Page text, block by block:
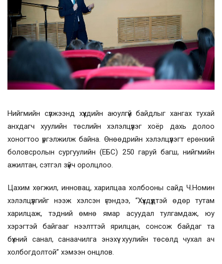
Нийгмийн сүлжээнд хүүхдийн аюулгүй байдлыг хангах тухай
анхдагч хуулийн төслийн хэлэлцүүлэг хоёр дахь долоо
хоногтоо үргэлжилж байна. Өнөөдрийн хэлэлцүүлэгт ерөнхий
боловсролын сургуулийн (ЕБС) 250 гаруй багш, нийгмийн
ажилтан, сэтгэл зүйч оролцлоо.
Цахим хөгжил, инновац, харилцаа холбооны сайд Ч.Номин
хэлэлцүүлгийг нээж хэлсэн үгэндээ, “Хүүхдүүдтэй өдөр тутам
харилцаж, тэдний өмнө ямар асуудал тулгамдаж, юу
хэрэгтэй байгааг нээлттэй ярилцан, сонсож байдаг та
бүхний санал, санаачилга энэхүү хуулийн төсөлд чухал ач
холбогдолтой” хэмээн онцлов.